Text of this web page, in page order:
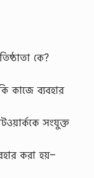
কে?
কাজে ব্যবহার
সংযুক্ত
করা হয়–